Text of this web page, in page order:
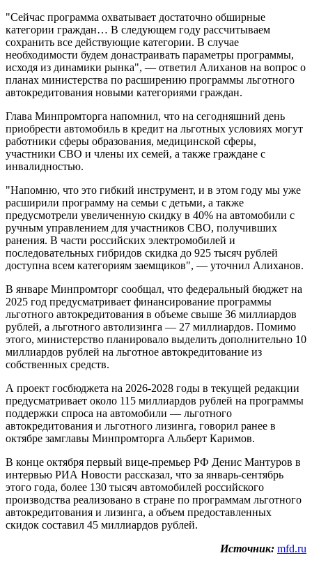
"Сейчас программа охватывает достаточно обширные
категории граждан… В следующем году рассчитываем
сохранить все действующие категории. В случае
необходимости будем донастраивать параметры программы,
исходя из динамики рынка", — ответил Алиханов на вопрос о
планах министерства по расширению программы льготного
автокредитования новыми категориями граждан.
Глава Минпромторга напомнил, что на сегодняшний день
приобрести автомобиль в кредит на льготных условиях могут
работники сферы образования, медицинской сферы,
участники СВО и члены их семей, а также граждане с
инвалидностью.
"Напомню, что это гибкий инструмент, и в этом году мы уже
расширили программу на семьи с детьми, а также
предусмотрели увеличенную скидку в 40% на автомобили с
ручным управлением для участников СВО, получивших
ранения. В части российских электромобилей и
последовательных гибридов скидка до 925 тысяч рублей
доступна всем категориям заемщиков", — уточнил Алиханов.
В январе Минпромторг сообщал, что федеральный бюджет на
2025 год предусматривает финансирование программы
льготного автокредитования в объеме свыше 36 миллиардов
рублей, а льготного автолизинга — 27 миллиардов. Помимо
этого, министерство планировало выделить дополнительно 10
миллиардов рублей на льготное автокредитование из
собственных средств.
А проект госбюджета на 2026-2028 годы в текущей редакции
предусматривает около 115 миллиардов рублей на программы
поддержки спроса на автомобили — льготного
автокредитования и льготного лизинга, говорил ранее в
октябре замглавы Минпромторга Альберт Каримов.
В конце октября первый вице-премьер РФ Денис Мантуров в
интервью РИА Новости рассказал, что за январь-сентябрь
этого года, более 130 тысяч автомобилей российского
производства реализовано в стране по программам льготного
автокредитования и лизинга, а объем предоставленных
скидок составил 45 миллиардов рублей.
Источник: mfd.ru